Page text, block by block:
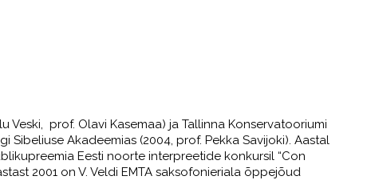
Veski, prof. Olavi Kasemaa) ja Tallinna Konservatooriumi
Sibeliuse Akadeemias (2004, prof. Pekka Savijoki). Aastal
Eesti noorte interpreetide konkursil “Con
2001 on V. Veldi EMTA saksofonieriala õppejõud